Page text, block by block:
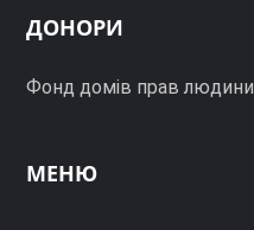
ДОНОРИ
Фонд домів прав людини
МЕНЮ